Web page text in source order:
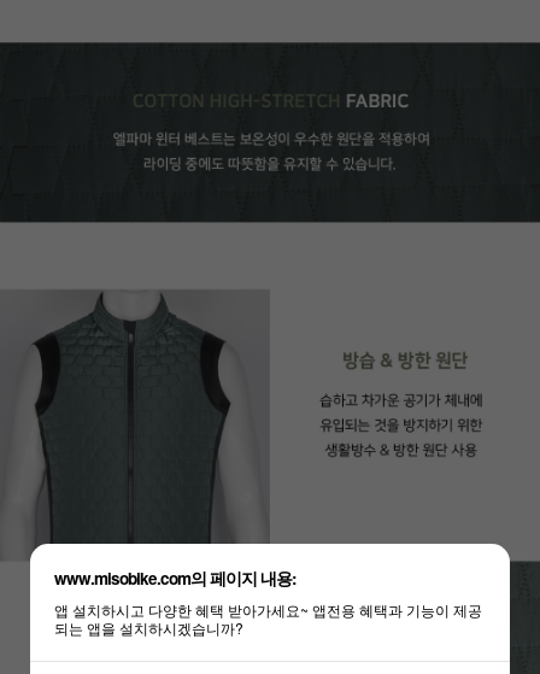
www.misobike.com의 페이지 내용:
앱 설치하시고 다양한 혜택 받아가세요~ 앱전용 혜택과 기능이 제공
되는 앱을 설치하시겠습니까?